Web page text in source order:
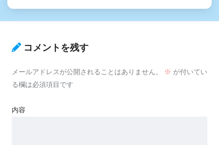
コメントを残す
メールアドレスが公開されることはありません。 ※ が付いてい
る欄は必須項目です